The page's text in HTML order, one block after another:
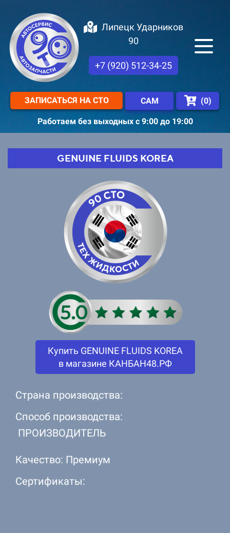
Липецк Ударников
90
+7 (920) 512-34-25
ЗАПИСАТЬСЯ НА СТО САМ (0)
Работаем без выходных с 9:00 до 19:00
GENUINE FLUIDS KOREA
Купить GENUINE FLUIDS KOREA
в магазине КАНБАН48.РФ
Страна производства:
Способ производства:
ПРОИЗВОДИТЕЛЬ
Качество: Премиум
Сертификаты: